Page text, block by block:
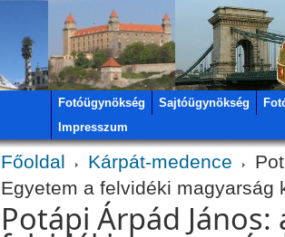
Fotóügynökség Sajtóügynökség
Impresszum
Főoldal Kárpát-medence
Egyetem a felvidéki magyarság
Potápi Árpád János: